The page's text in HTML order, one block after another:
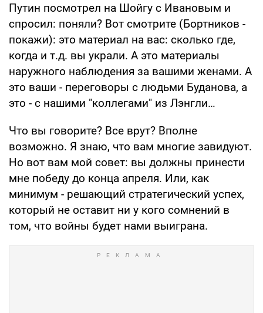
Путин посмотрел на Шойгу с Ивановым и
спросил: поняли? Вот смотрите (Бортников -
покажи): это материал на вас: сколько где,
когда и т.д. вы украли. А это материалы
наружного наблюдения за вашими женами. А
это ваши - переговоры с людьми Буданова, а
это - с нашими "коллегами" из Лэнгли…
Что вы говорите? Все врут? Вполне
возможно. Я знаю, что вам многие завидуют.
Но вот вам мой совет: вы должны принести
мне победу до конца апреля. Или, как
минимум - решающий стратегический успех,
который не оставит ни у кого сомнений в
том, что войны будет нами выиграна.